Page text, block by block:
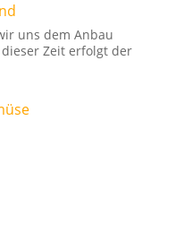
uns dem Anbau
Zeit erfolgt der